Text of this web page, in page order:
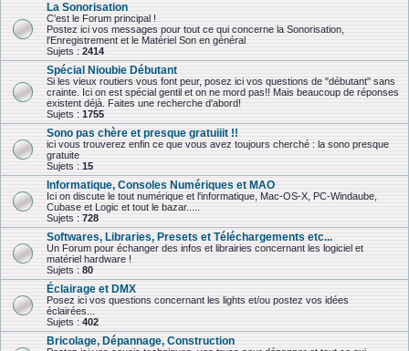
La Sonorisation
C'est le Forum principal !
Postez ici vos messages pour tout ce qui concerne la Sonorisation,
l'Enregistrement et le Matériel Son en général
Sujets : 2414
Spécial Nioubie Débutant
Si les vieux routiers vous font peur, posez ici vos questions de "débutant" sans
crainte. Ici on est spécial gentil et on ne mord pas!! Mais beaucoup de réponses
existent déjà. Faites une recherche d'abord!
Sujets : 1755
Sono pas chère et presque gratuiiit !!
ici vous trouverez enfin ce que vous avez toujours cherché : la sono presque
gratuite
Sujets : 15
Informatique, Consoles Numériques et MAO
Ici on discute le tout numérique et l'informatique, Mac-OS-X, PC-Windaube,
Cubase et Logic et tout le bazar.....
Sujets : 728
Softwares, Libraries, Presets et Téléchargements etc...
Un Forum pour échanger des infos et librairies concernant les logiciel et
matériel hardware !
Sujets : 80
Éclairage et DMX
Posez ici vos questions concernant les lights et/ou postez vos idées
éclairées...
Sujets : 402
Bricolage, Dépannage, Construction